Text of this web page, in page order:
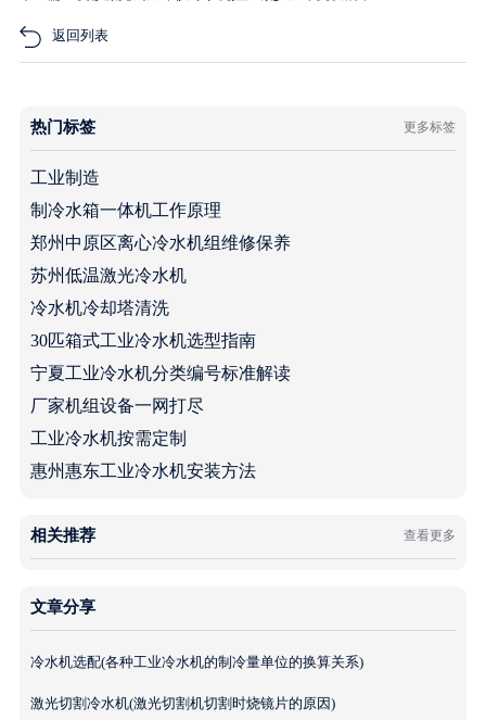
返回列表
热门标签 更多标签
工业制造
制冷水箱一体机工作原理
郑州中原区离心冷水机组维修保养
苏州低温激光冷水机
冷水机冷却塔清洗
30匹箱式工业冷水机选型指南
宁夏工业冷水机分类编号标准解读
厂家机组设备一网打尽
工业冷水机按需定制
惠州惠东工业冷水机安装方法
相关推荐 查看更多
文章分享
冷水机选配(各种工业冷水机的制冷量单位的换算关系)
激光切割冷水机(激光切割机切割时烧镜片的原因)